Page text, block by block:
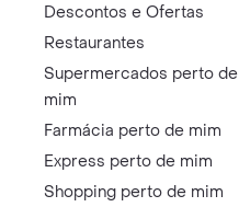
Descontos e Ofertas
Restaurantes
Supermercados perto de
mim
Farmácia perto de mim
Express perto de mim
Shopping perto de mim